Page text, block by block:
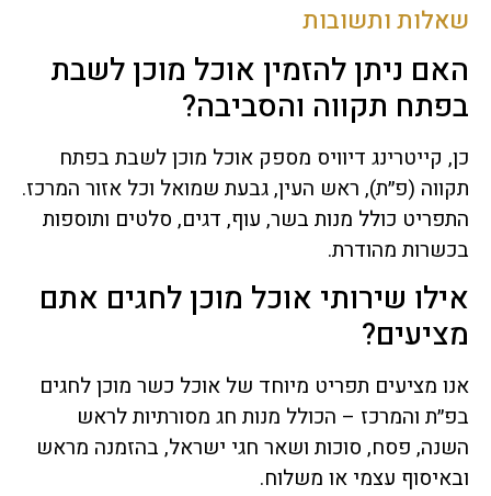
שאלות ותשובות
האם ניתן להזמין אוכל מוכן לשבת
בפתח תקווה והסביבה?
כן, קייטרינג דיוויס מספק אוכל מוכן לשבת בפתח
תקווה (פ״ת), ראש העין, גבעת שמואל וכל אזור המרכז.
התפריט כולל מנות בשר, עוף, דגים, סלטים ותוספות
בכשרות מהודרת.
אילו שירותי אוכל מוכן לחגים אתם
מציעים?
אנו מציעים תפריט מיוחד של אוכל כשר מוכן לחגים
בפ״ת והמרכז – הכולל מנות חג מסורתיות לראש
השנה, פסח, סוכות ושאר חגי ישראל, בהזמנה מראש
ובאיסוף עצמי או משלוח.